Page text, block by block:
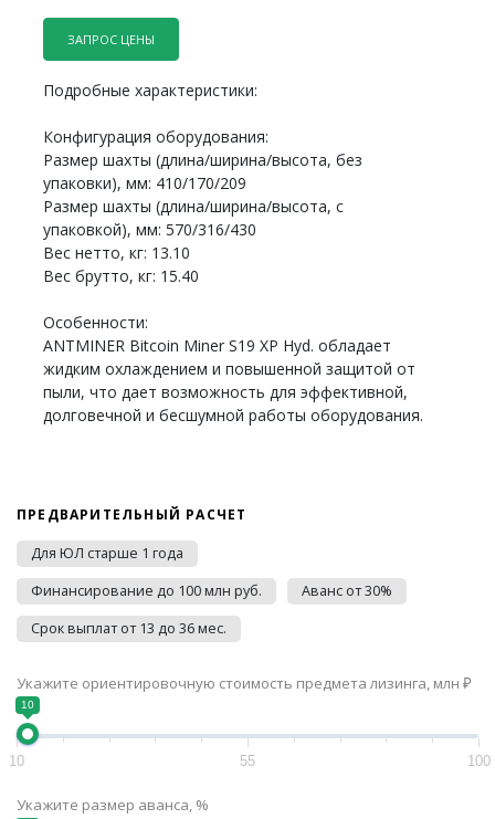
ЗАПРОС ЦЕНЫ
Подробные характеристики:
Конфигурация оборудования:
Размер шахты (длина/ширина/высота, без
упаковки), мм: 410/170/209
Размер шахты (длина/ширина/высота, с
упаковкой), мм: 570/316/430
Вес нетто, кг: 13.10
Вес брутто, кг: 15.40
Особенности:
ANTMINER Bitcoin Miner S19 XP Hyd. обладает
жидким охлаждением и повышенной защитой от
пыли, что дает возможность для эффективной,
долговечной и бесшумной работы оборудования.
ПРЕДВАРИТЕЛЬНЫЙ РАСЧЕТ
Для ЮЛ старше 1 года
Финансирование до 100 млн руб.
Аванс от 30%
Срок выплат от 13 до 36 мес.
Укажите ориентировочную стоимость предмета лизинга, млн ₽
10
10 55 100
Укажите размер аванса, %